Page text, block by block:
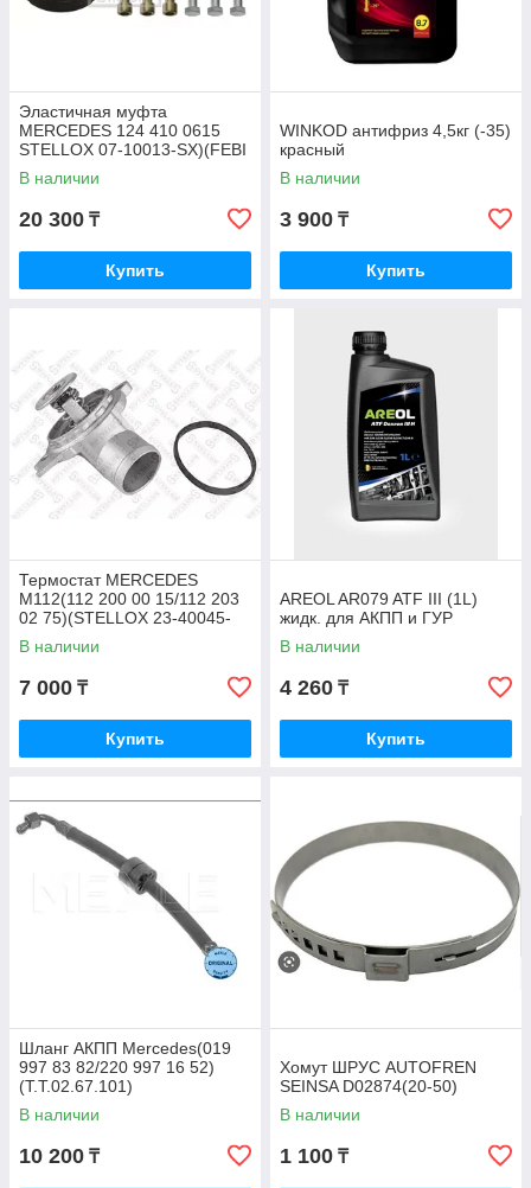
Эластичная муфта
MERCEDES 124 410 0615
STELLOX 07-10013-SX)(FEBI
1975)
В наличии
20 300 ₸
Купить
WINKOD антифриз 4,5кг (-35)
красный
В наличии
3 900 ₸
Купить
Термостат MERCEDES
M112(112 200 00 15/112 203
02 75)(STELLOX 23-40045-
SX)
В наличии
7 000 ₸
Купить
AREOL AR079 ATF III (1L)
жидк. для АКПП и ГУР
В наличии
4 260 ₸
Купить
Шланг АКПП Mercedes(019
997 83 82/220 997 16 52)
(T.T.02.67.101)
В наличии
10 200 ₸
Хомут ШРУС AUTOFREN
SEINSA D02874(20-50)
В наличии
1 100 ₸